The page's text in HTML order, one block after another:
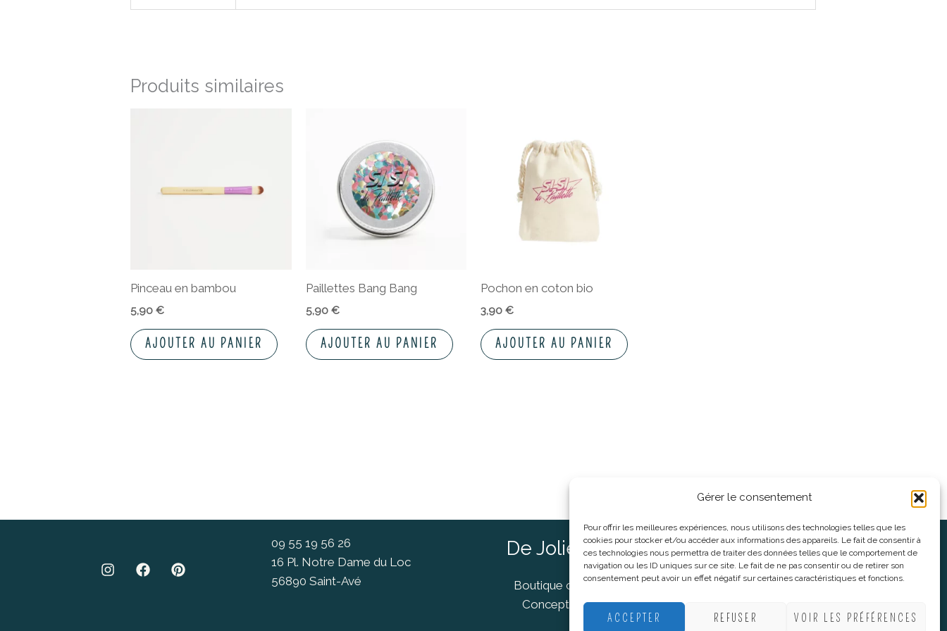
Gérer le consentement
Pour offrir les meilleures expériences, nous utilisons des technologies telles que les
cookies pour stocker et/ou accéder aux informations des appareils. Le fait de consentir à
ces technologies nous permettra de traiter des données telles que le comportement de
navigation ou les ID uniques sur ce site. Le fait de ne pas consentir ou de retirer son
consentement peut avoir un effet négatif sur certaines caractéristiques et fonctions.
ACCEPTER REFUSER VOIR LES PRÉFÉRENCES
Produits similaires
Pinceau en bambou
5,90€
AJOUTER AU PANIER
Paillettes Bang Bang
5,90 €
AJOUTER AU PANIER
Pochon en coton bio
3,90 €
AJOUTER AU PANIER
09 55 19 56 26
16 Pl. Notre Dame du Loc
56890 Saint-Avé
De Jolies Choses
Boutique cadeaux Vannes
Concept Store Vannes
Informations légales
CGV
Politique De Confidentialité